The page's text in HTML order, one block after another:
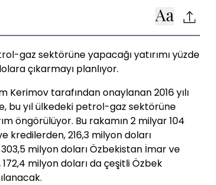
gaz sektörüne yapacağı yatırımı yüzde
çıkarmayı planlıyor.
Kerimov tarafından onaylanan 2016 yılı
bu yıl ülkedeki petrol-gaz sektörüne
öngörülüyor. Bu rakamın 2 milyar 104
kredilerden, 216,3 milyon doları
milyon doları Özbekistan İmar ve
milyon doları da çeşitli Özbek